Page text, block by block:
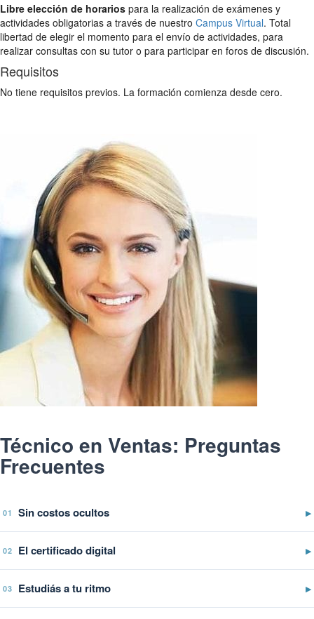
Libre elección de horarios para la realización de exámenes y
actividades obligatorias a través de nuestro Campus Virtual. Total
libertad de elegir el momento para el envío de actividades, para
realizar consultas con su tutor o para participar en foros de discusión.
Requisitos
No tiene requisitos previos. La formación comienza desde cero.
Técnico en Ventas: Preguntas
Frecuentes
01 Sin costos ocultos ▶
02 El certificado digital ▶
03 Estudiás a tu ritmo ▶